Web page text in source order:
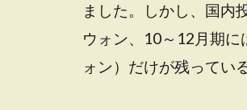
ました。しかし、国内
ウォン、10～12月期に
ォン）だけが残ってい